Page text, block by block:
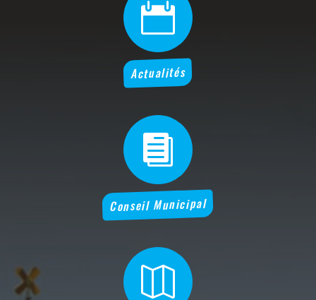

Actualités

Conseil Municipal
